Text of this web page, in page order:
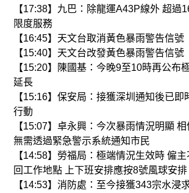
【17:38】九巴：除龍運A43P線外 超過
限度服務
【16:45】天文台取消黃色暴雨警告信號
【15:40】天文台改發黃色暴雨警告信號
【15:20】陳國基：今晚9至10時再公布
延長
【15:16】保安局：接獲深圳通知後已即
行動
【15:07】卓永興：今次暴雨情況明顯
無需透過緊急警示系統通知市民
【14:58】勞福局：極端情況生效時 僱
回工作地點 上下班安排應按8號風球安排
【14:53】消防處：至今接獲343宗水浸